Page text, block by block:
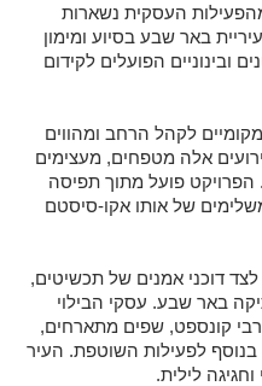
העסקית נשארות
באר שבע בסיוע ומימון
הפועלים לקידום
לקהל הרחב ומהווים
אלה מטפחים, מעצימים
הפרויקט פועל מתוך תפיסה
של אותו אקו-סיסטם
דוכני אמנים של תכשיטים,
באר שבע. עסקי הבילוי
קונספט, שפים מתארחים,
בנוסף לפעילות השוטפת. העיר
לילית.